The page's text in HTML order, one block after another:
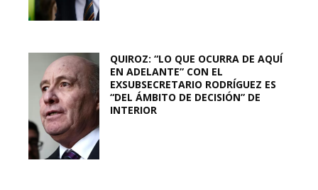
QUIROZ: “LO QUE OCURRA DE AQUÍ
EN ADELANTE” CON EL
EXSUBSECRETARIO RODRÍGUEZ ES
“DEL ÁMBITO DE DECISIÓN” DE
INTERIOR